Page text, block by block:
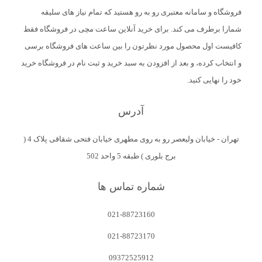
فروشگاه و سامانه معتبری رو به رو هستید که تمام نیاز های سلیقه
شمارا برطرف می کند. برای خرید آنلاین ساعت مچی در فروشگاه فقط
کافیست اول محصول مورد نظرتون را بین ساعت های فروشگاه برسی
و انتخاب کرده، و بعد از افزودن به سبد خرید و ثبت نام در فروشگاه خرید
خود را نهایی کنید.
آدرس
تهران - خیابان ولیعصر رو به روی مطهری خیابان فتحی شقاقی پلاک 4 (
برج بلوری ) طبقه 5 واحد 502
شماره تماس ها
021-88723160
021-88723170
09372525912